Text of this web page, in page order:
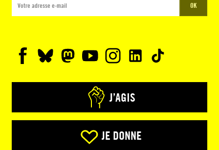
OK
J’AGIS
JE DONNE